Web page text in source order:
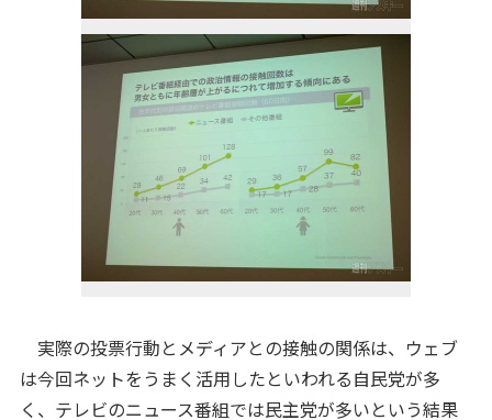
実際の投票行動とメディアとの接触の関係は、ウェブ
は今回ネットをうまく活用したといわれる自民党が多
く、テレビのニュース番組では民主党が多いという結果